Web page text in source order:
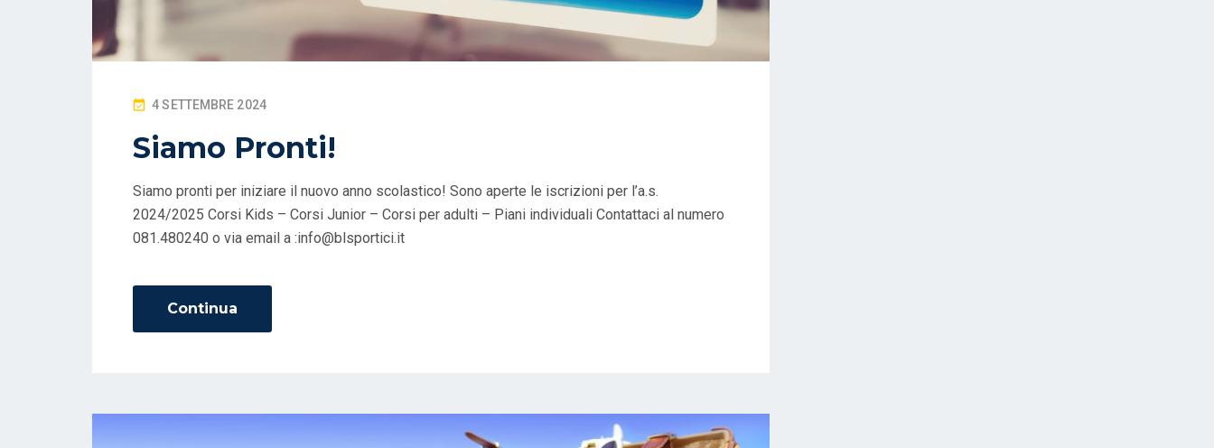
P
S
E
D
O
4 SETTEMBRE 2024
Siamo Pronti!
Siamo pronti per iniziare il nuovo anno scolastico! Sono aperte le iscrizioni per l’a.s.
2024/2025 Corsi Kids – Corsi Junior – Corsi per adulti – Piani individuali Contattaci al numero
081.480240 o via email a :info@blsportici.it
Continua